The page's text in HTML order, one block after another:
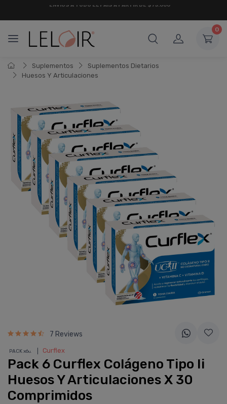
0
Suplementos
Suplementos Dietarios
Huesos Y Articulaciones
7 Reviews
PACK x6u. Curflex
Pack 6 Curflex Colágeno Tipo Ii
Huesos Y Articulaciones X 30
Comprimidos